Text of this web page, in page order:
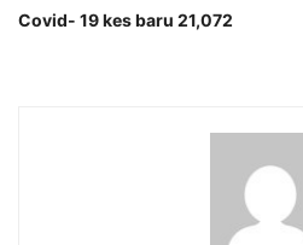
Covid- 19 kes baru 21,072